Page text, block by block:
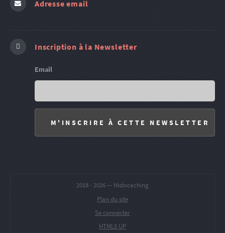
Adresse email
Inscription à la Newsletter
Email
2018 - 2026 — Histocaching
Plan du site
Se connecter
HTML5 UP